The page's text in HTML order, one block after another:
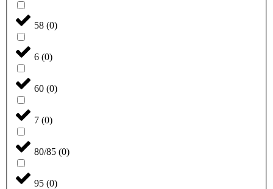
58 (0)
6 (0)
60 (0)
7 (0)
80/85 (0)
95 (0)